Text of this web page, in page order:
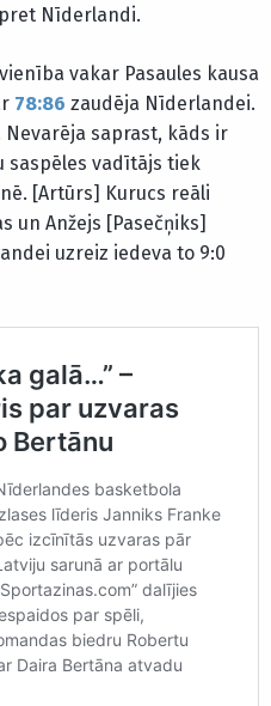
Nīderlandi.
vakar Pasaules kausa
78:86 zaudēja Nīderlandei.
Nevarēja saprast, kāds ir
saspēles vadītājs tiek
[Artūrs] Kurucs reāli
un Anžejs [Pasečņiks]
uzreiz iedeva to 9:0